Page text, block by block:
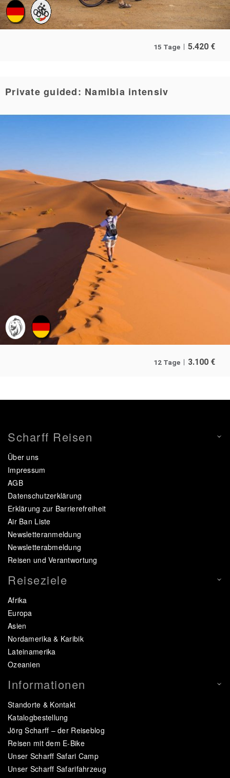
15 Tage 5.420 €
Private guided: Namibia intensiv
12 Tage 3.100 €
Scharff Reisen
Über uns
Impressum
AGB
Datenschutzerklärung
Erklärung zur Barrierefreiheit
Air Ban Liste
Newsletteranmeldung
Newsletterabmeldung
Reisen und Verantwortung
Reiseziele
Afrika
Europa
Asien
Nordamerika & Karibik
Lateinamerika
Ozeanien
Informationen
Standorte & Kontakt
Katalogbestellung
Jörg Scharff – der Reiseblog
Reisen mit dem E-Bike
Unser Scharff Safari Camp
Unser Scharff Safarifahrzeug